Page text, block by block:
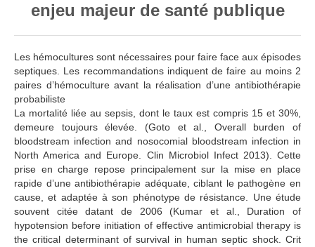
enjeu majeur de santé publique
Les hémocultures sont nécessaires pour faire face aux épisodes
septiques. Les recommandations indiquent de faire au moins 2
paires d’hémoculture avant la réalisation d’une antibiothérapie
probabiliste
La mortalité liée au sepsis, dont le taux est compris 15 et 30%,
demeure toujours élevée. (Goto et al., Overall burden of
bloodstream infection and nosocomial bloodstream infection in
North America and Europe. Clin Microbiol Infect 2013). Cette
prise en charge repose principalement sur la mise en place
rapide d’une antibiothérapie adéquate, ciblant le pathogène en
cause, et adaptée à son phénotype de résistance. Une étude
souvent citée datant de 2006 (Kumar et al., Duration of
hypotension before initiation of effective antimicrobial therapy is
the critical determinant of survival in human septic shock. Crit